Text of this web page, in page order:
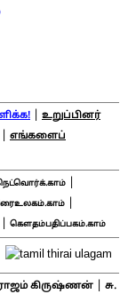
உறுப்பினர்
எங்களைப்
|
கௌதம்பதிப்பகம்.காம்
கிருஷ்ணன்|
சு.